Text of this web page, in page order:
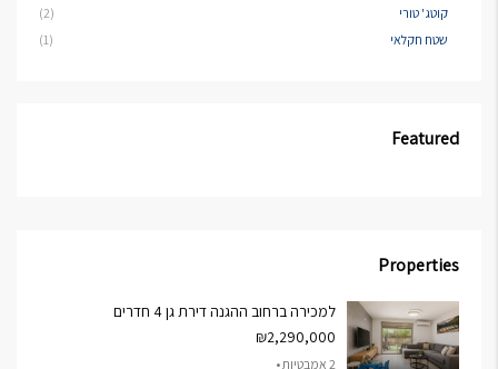
קוטג' טורי
(2)
שטח חקלאי
(1)
Featured
Properties
למכירה ברחוב ההגנה דירת גן 4 חדרים
₪2,290,000
2 אמבטיות •